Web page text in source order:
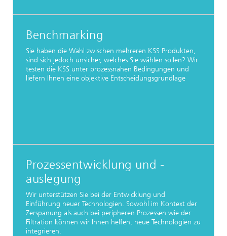
Benchmarking
Sie haben die Wahl zwischen mehreren KSS Produkten,
sind sich jedoch unsicher, welches Sie wählen sollen? Wir
testen die KSS unter prozessnahen Bedingungen und
liefern Ihnen eine objektive Entscheidungsgrundlage
Prozessentwicklung und -
auslegung
Wir unterstützen Sie bei der Entwicklung und
Einführung neuer Technologien. Sowohl im Kontext der
Zerspanung als auch bei peripheren Prozessen wie der
Filtration können wir Ihnen helfen, neue Technologien zu
integrieren.